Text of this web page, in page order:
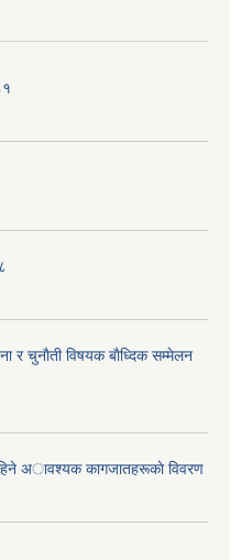
र चुनाैती विषयक बाैध्दिक सम्मेलन
अावश्यक कागजातहरूकाे विवरण